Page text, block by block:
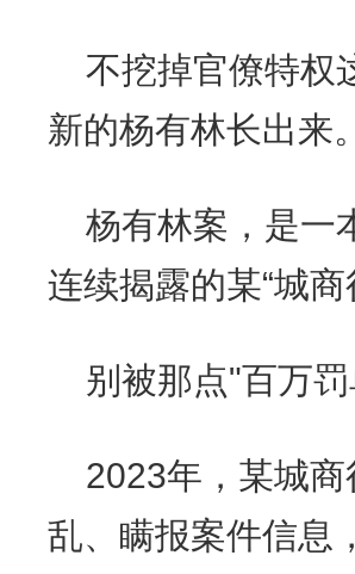
不挖掉官僚特权
新的杨有林长出来。
杨有林案，是一
连续揭露的某“城
别被那点"百万
2023年，某城
乱、瞒报案件信息